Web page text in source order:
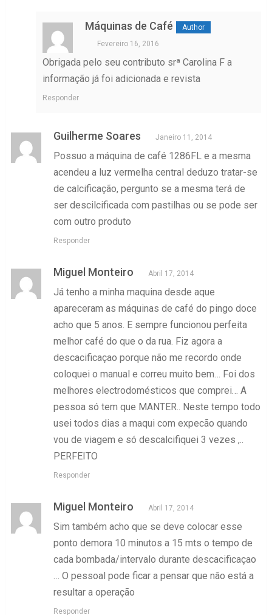
Máquinas de Café
Fevereiro 16, 2016
Obrigada pelo seu contributo srª Carolina F a
informação já foi adicionada e revista
Responder
Guilherme Soares Janeiro 11, 2014
Possuo a máquina de café 1286FL e a mesma
acendeu a luz vermelha central deduzo tratar-se
de calcificação, pergunto se a mesma terá de
ser descilcificada com pastilhas ou se pode ser
com outro produto
Responder
Miguel Monteiro Abril 17, 2014
Já tenho a minha maquina desde aque
apareceram as máquinas de café do pingo doce
acho que 5 anos. E sempre funcionou perfeita
melhor café do que o da rua. Fiz agora a
descacificaçao porque não me recordo onde
coloquei o manual e correu muito bem… Foi dos
melhores electrodomésticos que comprei… A
pessoa só tem que MANTER.. Neste tempo todo
usei todos dias a maqui com expecão quando
vou de viagem e só descalcifiquei 3 vezes ,..
PERFEITO
Responder
Miguel Monteiro Abril 17, 2014
Sim também acho que se deve colocar esse
ponto demora 10 minutos a 15 mts o tempo de
cada bombada/intervalo durante descacificaçao
… O pessoal pode ficar a pensar que não está a
resultar a operação
Responder